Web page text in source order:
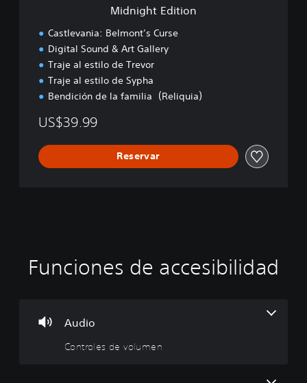
Midnight Edition
Castlevania: Belmont’s Curse
Digital Sound & Art Gallery
Traje al estilo de Trevor
Traje al estilo de Sypha
Bendición de la familia（Reliquia）
US$39.99
Reservar
Funciones de accesibilidad
Audio
Controles de volumen
C
o
r
l
S
u
í
u
R
e
i
n
R
e
r
a